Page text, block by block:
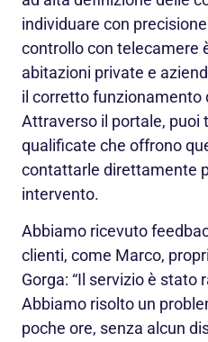
individuare con
controllo con telecamere
abitazioni private e
il corretto funzionamento
Attraverso il portale, puoi
qualificate che offrono
contattarle direttamente
intervento.
Abbiamo ricevuto
clienti, come Marco,
Gorga: “Il servizio è stato
Abbiamo risolto un
poche ore, senza alcun